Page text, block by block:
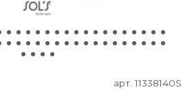
арт.11338140S